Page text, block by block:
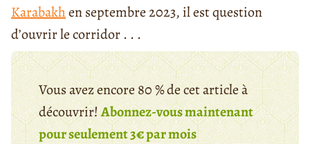
Karabakhen septembre 2023, il est question
d’ouvrir le corridor . . .
Vous avez encore 80 % de cet article à
découvrir!Abonnez-vous maintenant
pour seulement 3€ par mois